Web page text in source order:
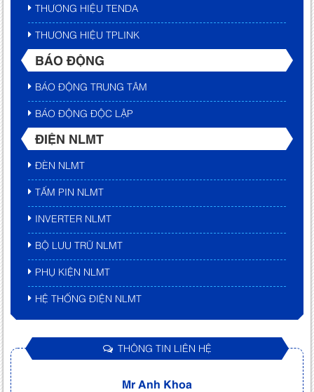
THƯƠNG HIỆU TENDA
THƯƠNG HIỆU TPLINK
BÁO ĐỘNG
BÁO ĐỘNG TRUNG TÂM
BÁO ĐỘNG ĐỘC LẬP
ĐIỆN NLMT
ĐÈN NLMT
TẤM PIN NLMT
INVERTER NLMT
BỘ LƯU TRỮ NLMT
PHỤ KIỆN NLMT
HỆ THỐNG ĐIỆN NLMT
THÔNG TIN LIÊN HỆ
Mr Anh Khoa